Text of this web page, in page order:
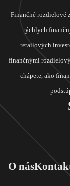
Finančné rozdielové
rýchlych
retailových
finančnými
chápete, ako
O nás